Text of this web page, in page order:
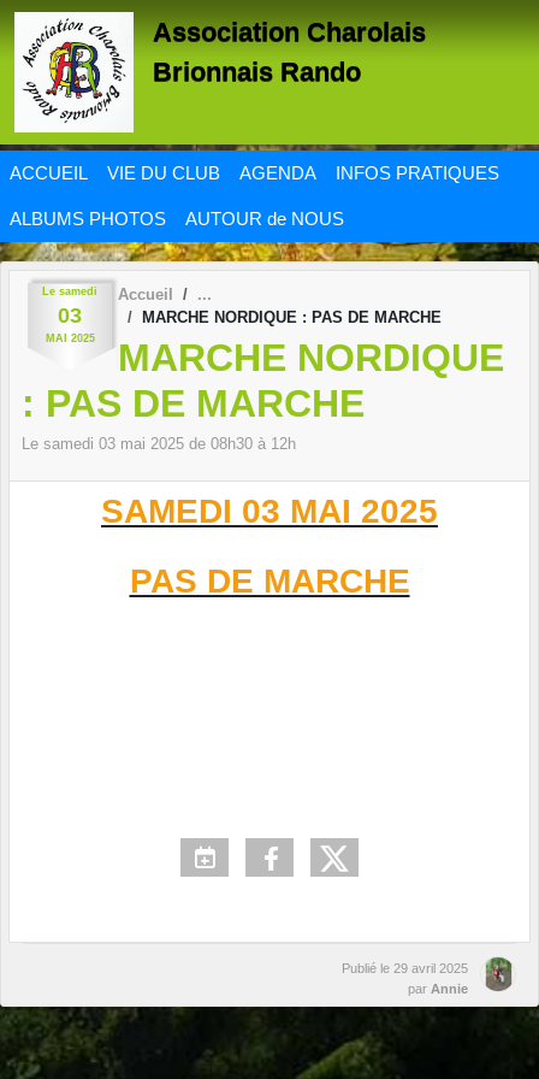
Association Charolais
Brionnais Rando
ACCUEIL VIE DU CLUB AGENDA INFOS PRATIQUES
ALBUMS PHOTOS AUTOUR de NOUS
Le samedi
03
MAI 2025
Accueil
MARCHE NORDIQUE : PAS DE MARCHE
MARCHE NORDIQUE
: PAS DE MARCHE
Le samedi 03 mai 2025 de 08h30 à 12h
SAMEDI 03 MAI 2025
PAS DE MARCHE
Publié le 29 avril 2025
par Annie
Panneau de gestion des cookies